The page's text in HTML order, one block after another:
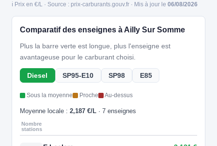
ℹ️ Prix en €/L · Source : prix-carburants.gouv.fr · Mis à jour le 06/08/2026
Comparatif des enseignes à Ailly Sur Somme
Plus la barre verte est longue, plus l'enseigne est
avantageuse pour le carburant choisi.
Diesel SP95-E10 SP98 E85
Sous la moyenne Proche Au-dessus
Moyenne locale : 2,187 €/L · 7 enseignes
Nombre
stations